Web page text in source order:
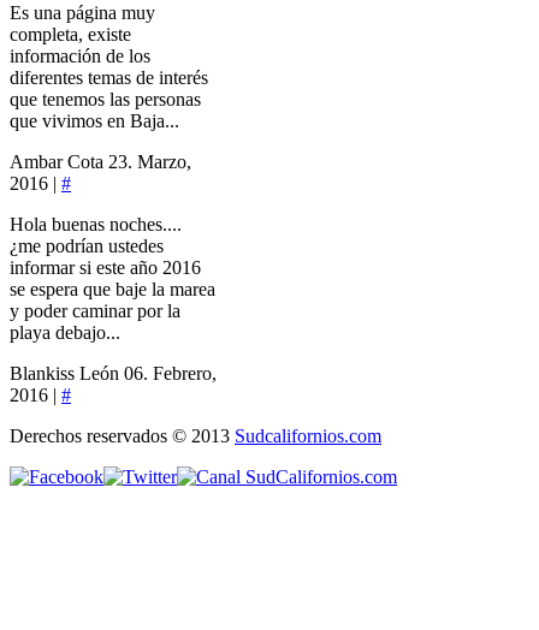
Es una página muy
completa, existe
información de los
diferentes temas de interés
que tenemos las personas
que vivimos en Baja...
Ambar Cota 23. Marzo,
2016 | #
Hola buenas noches....
¿me podrían ustedes
informar si este año 2016
se espera que baje la marea
y poder caminar por la
playa debajo...
Blankiss León 06. Febrero,
2016 | #
Derechos reservados © 2013 Sudcalifornios.com